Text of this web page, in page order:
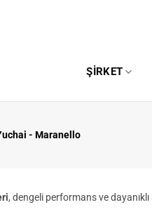
ŞIRKET
- Maranello
, dengeli performans ve